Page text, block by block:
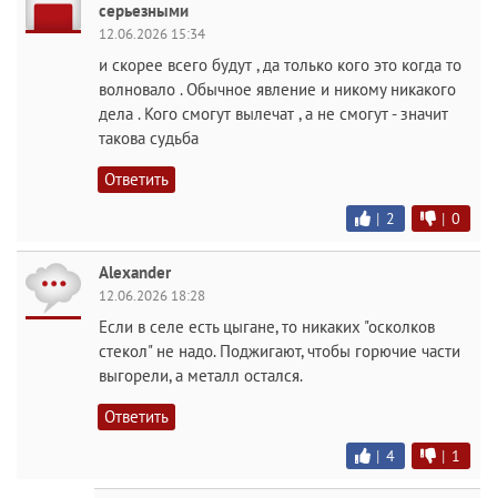
серьезными
12.06.2026 15:34
и скорее всего будут , да только кого это когда то
волновало . Обычное явление и никому никакого
дела . Кого смогут вылечат , а не смогут - значит
такова судьба
Ответить
| 2 | 0
Alexander
12.06.2026 18:28
Если в селе есть цыгане, то никаких "осколков
стекол" не надо. Поджигают, чтобы горючие части
выгорели, а металл остался.
Ответить
| 4 | 1